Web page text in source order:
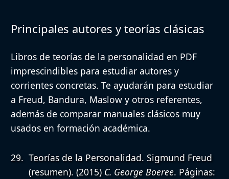
Principales autores y teorías clásicas
Libros de teorías de la personalidad en PDF
imprescindibles para estudiar autores y
corrientes concretas. Te ayudarán para estudiar
a Freud, Bandura, Maslow y otros referentes,
además de comparar manuales clásicos muy
usados en formación académica.
Teorías de la Personalidad. Sigmund Freud
(resumen). (2015) C. George Boeree. Páginas: